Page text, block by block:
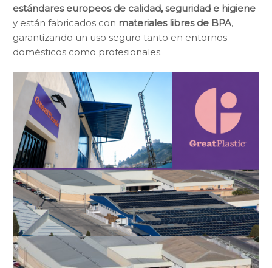
estándares europeos de calidad, seguridad e higiene
y están fabricados con materiales libres de BPA,
garantizando un uso seguro tanto en entornos
domésticos como profesionales.